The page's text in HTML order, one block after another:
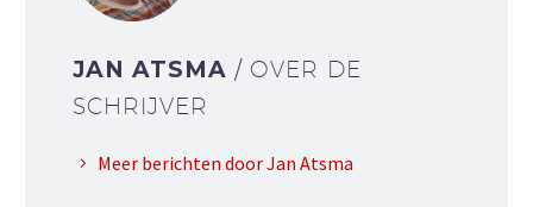
JAN ATSMA / OVER DE
SCHRIJVER
Meer berichten door Jan Atsma